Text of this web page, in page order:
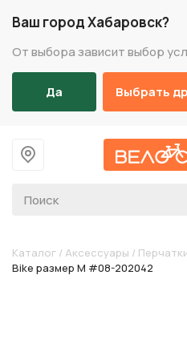
Ваш город Хабаровск?
От выбора зависит выбор
Да Выбрать
Каталог / Аксессуары /
Bike размер М #08-202042